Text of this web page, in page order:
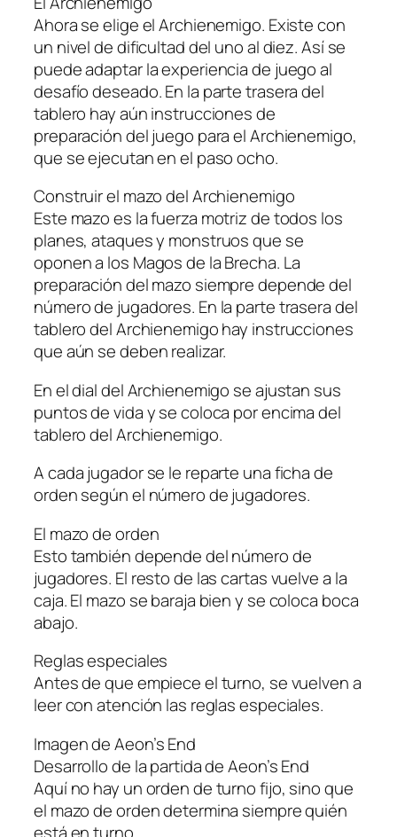
Ahora se elige el Archienemigo. Existe con
un nivel de dificultad del uno al diez. Así se
puede adaptar la experiencia de juego al
desafío deseado. En la parte trasera del
tablero hay aún instrucciones de
preparación del juego para el Archienemigo,
que se ejecutan en el paso ocho.
Construir el mazo del Archienemigo
Este mazo es la fuerza motriz de todos los
planes, ataques y monstruos que se
oponen a los Magos de la Brecha. La
preparación del mazo siempre depende del
número de jugadores. En la parte trasera del
tablero del Archienemigo hay instrucciones
que aún se deben realizar.
En el dial del Archienemigo se ajustan sus
puntos de vida y se coloca por encima del
tablero del Archienemigo.
A cada jugador se le reparte una ficha de
orden según el número de jugadores.
El mazo de orden
Esto también depende del número de
jugadores. El resto de las cartas vuelve a la
caja. El mazo se baraja bien y se coloca boca
abajo.
Reglas especiales
Antes de que empiece el turno, se vuelven a
leer con atención las reglas especiales.
Imagen de Aeon’s End
Desarrollo de la partida de Aeon’s End
Aquí no hay un orden de turno fijo, sino que
el mazo de orden determina siempre quién